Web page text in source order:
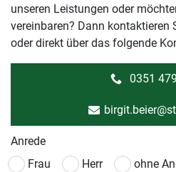
unseren Leistungen oder
vereinbaren? Dann kontaktieren
oder direkt über das folgende
0351
Anrede
Frau
Herr ohne